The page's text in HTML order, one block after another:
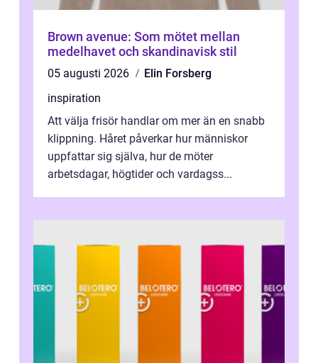
Brown avenue: Som mötet mellan
medelhavet och skandinavisk stil
05 augusti 2026
Elin Forsberg
inspiration
Att välja frisör handlar om mer än en snabb
klippning. Håret påverkar hur människor
uppfattar sig själva, hur de möter
arbetsdagar, högtider och vardagss...